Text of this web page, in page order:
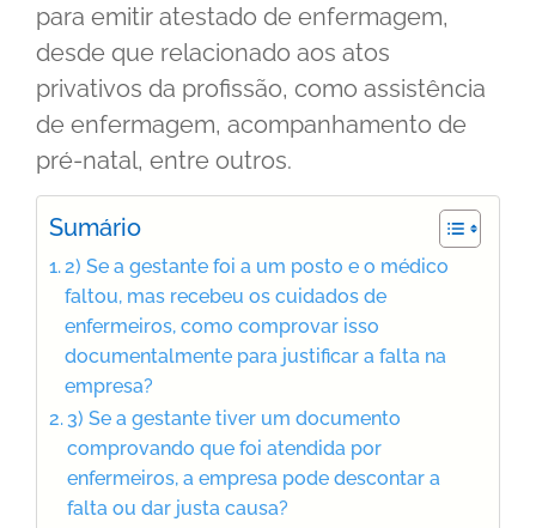
para emitir atestado de enfermagem,
desde que relacionado aos atos
privativos da profissão, como assistência
de enfermagem, acompanhamento de
pré-natal, entre outros.
Sumário
2) Se a gestante foi a um posto e o médico
faltou, mas recebeu os cuidados de
enfermeiros, como comprovar isso
documentalmente para justificar a falta na
empresa?
3) Se a gestante tiver um documento
comprovando que foi atendida por
enfermeiros, a empresa pode descontar a
falta ou dar justa causa?